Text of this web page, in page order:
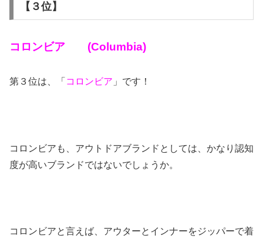
【３位】
コロンビア (Columbia)
第３位は、「 コロンビア 」です！
コロンビアも、アウトドアブランドとしては、かなり認知
度が高いブランドではないでしょうか。
コロンビアと言えば、アウターとインナーをジッパーで着